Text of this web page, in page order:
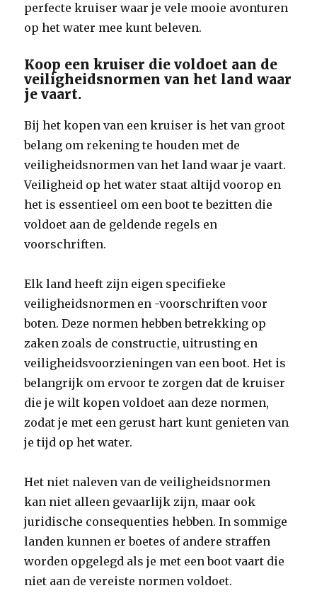
perfecte kruiser waar je vele mooie avonturen
op het water mee kunt beleven.
Koop een kruiser die voldoet aan de
veiligheidsnormen van het land waar
je vaart.
Bij het kopen van een kruiser is het van groot
belang om rekening te houden met de
veiligheidsnormen van het land waar je vaart.
Veiligheid op het water staat altijd voorop en
het is essentieel om een boot te bezitten die
voldoet aan de geldende regels en
voorschriften.
Elk land heeft zijn eigen specifieke
veiligheidsnormen en -voorschriften voor
boten. Deze normen hebben betrekking op
zaken zoals de constructie, uitrusting en
veiligheidsvoorzieningen van een boot. Het is
belangrijk om ervoor te zorgen dat de kruiser
die je wilt kopen voldoet aan deze normen,
zodat je met een gerust hart kunt genieten van
je tijd op het water.
Het niet naleven van de veiligheidsnormen
kan niet alleen gevaarlijk zijn, maar ook
juridische consequenties hebben. In sommige
landen kunnen er boetes of andere straffen
worden opgelegd als je met een boot vaart die
niet aan de vereiste normen voldoet.